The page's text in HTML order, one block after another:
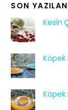
SON
Kesin
Köpek
Köpek